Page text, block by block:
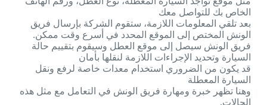
الخاص بك للتواصل معك
بعد تلقي المعلومات اللازمة، ستقوم الشركة بإرسال فريق
الونش المختص إلى الموقع المحدد في أسرع وقت ممكن.
فريق الونش سيصل إلى موقع العطل وسيقوم بتقييم حالة
السيارة وتحديد الإجراءات اللازمة لنقلها بأمان
قد يكون من الضروري استخدام معدات خاصة لرفع ونقل
السيارة المعطلة
وهنا تظهر خبرة ومهارة فريق الونش في التعامل مع مثل هذه
الحالات.